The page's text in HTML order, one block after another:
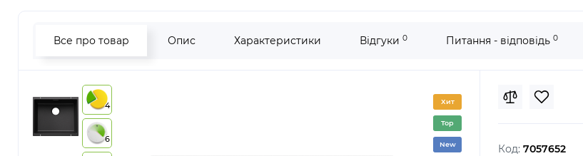
Все про товар Опис Характеристики Відгуки 0 Питання - відповідь 0
4
6
Хит
Top
New Код: 7057652